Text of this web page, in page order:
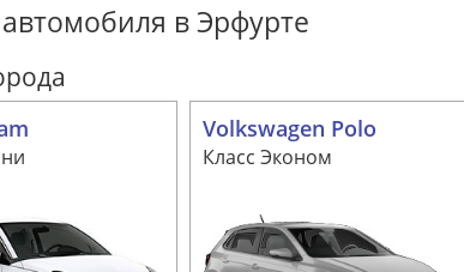
в Эрфурте
Volkswagen Polo
Класс Эконом